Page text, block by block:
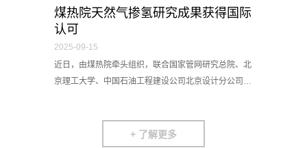
煤热院天然气掺氢研究成果获得国际
认可
2025-09-15
近日，由煤热院牵头组织，联合国家管网研究总院、北
京理工大学、中国石油工程建设公司北京设计分公司等
+ 了解更多